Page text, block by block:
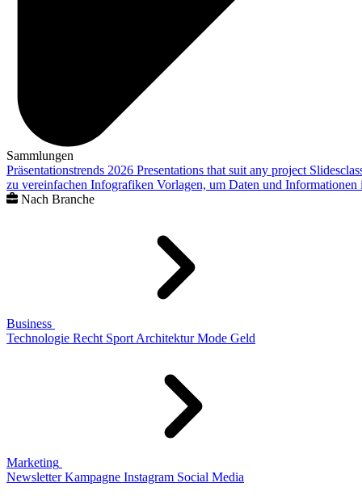
Sammlungen
Präsentationstrends 2026 Presentations that suit any project
zu vereinfachen Infografiken Vorlagen, um Daten und
Nach Branche
Business
Technologie Recht Sport Architektur Mode Geld
Marketing
Newsletter Kampagne Instagram Social Media